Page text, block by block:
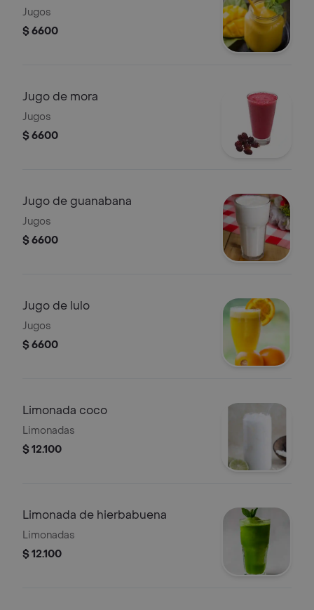
Jugos
$ 6600
Jugo de mora
Jugos
$ 6600
Jugo de guanabana
Jugos
$ 6600
Jugo de lulo
Jugos
$ 6600
Limonada coco
Limonadas
$ 12.100
Limonada de hierbabuena
Limonadas
$ 12.100